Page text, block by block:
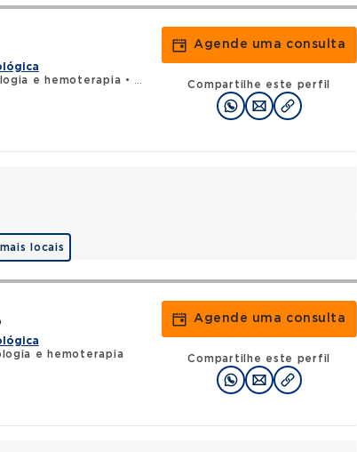
e hemoterapia •
RQE 10620 - Clínica médica
Agende uma consulta
Compartilhe este perfil
locais
e hemoterapia
Agende uma consulta
Compartilhe este perfil